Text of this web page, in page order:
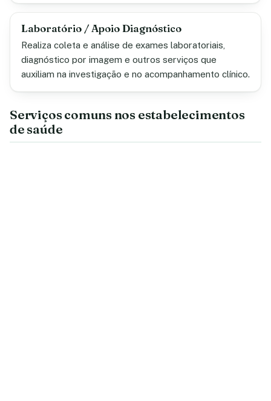
Laboratório / Apoio Diagnóstico
Realiza coleta e análise de exames laboratoriais,
diagnóstico por imagem e outros serviços que
auxiliam na investigação e no acompanhamento clínico.
Serviços comuns nos estabelecimentos
de saúde